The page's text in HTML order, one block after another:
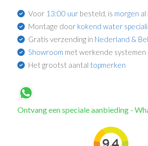
Voor 13:00 uur besteld, is morgen al
Montage door kokend water
Gratis verzending in Nederland &
Showroom met werkende systemen
Het grootst aantal topmerken
Ontvang een speciale aanbieding -